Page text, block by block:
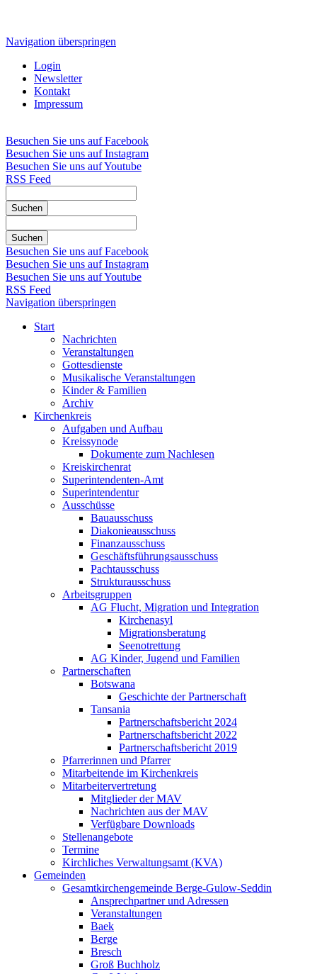
Navigation überspringen
Login
Newsletter
Kontakt
Impressum
Besuchen Sie uns auf Facebook
Besuchen Sie uns auf Instagram
Besuchen Sie uns auf Youtube
RSS Feed
Suchen
Suchen
Besuchen Sie uns auf Facebook
Besuchen Sie uns auf Instagram
Besuchen Sie uns auf Youtube
RSS Feed
Navigation überspringen
Start
Nachrichten
Veranstaltungen
Gottesdienste
Musikalische Veranstaltungen
Kinder & Familien
Archiv
Kirchenkreis
Aufgaben und Aufbau
Kreissynode
Dokumente zum Nachlesen
Kreiskirchenrat
Superintendenten-Amt
Superintendentur
Ausschüsse
Bauausschuss
Diakonieausschuss
Finanzausschuss
Geschäftsführungsausschuss
Pachtausschuss
Strukturausschuss
Arbeitsgruppen
AG Flucht, Migration und Integration
Kirchenasyl
Migrationsberatung
Seenotrettung
AG Kinder, Jugend und Familien
Partnerschaften
Botswana
Geschichte der Partnerschaft
Tansania
Partnerschaftsbericht 2024
Partnerschaftsbericht 2022
Partnerschaftsbericht 2019
Pfarrerinnen und Pfarrer
Mitarbeitende im Kirchenkreis
Mitarbeitervertretung
Mitglieder der MAV
Nachrichten aus der MAV
Verfügbare Downloads
Stellenangebote
Termine
Kirchliches Verwaltungsamt (KVA)
Gemeinden
Gesamtkirchengemeinde Berge-Gulow-Seddin
Ansprechpartner und Adressen
Veranstaltungen
Baek
Berge
Bresch
Groß Buchholz